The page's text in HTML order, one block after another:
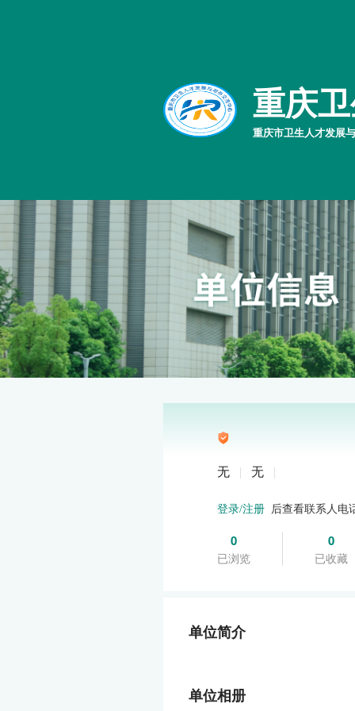
重庆
重庆市卫生人才发展
无 | 无 |
登录/注册 后查看联系人电
0
已浏览
0
已收藏
单位简介
单位相册